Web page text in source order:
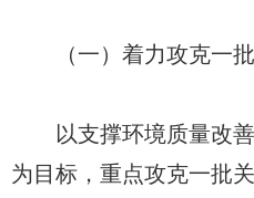
（一）着力攻克一批
以支撑环境质量改善
为目标，重点攻克一批